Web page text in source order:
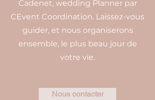
Cadenet, wedding Planner par
CEvent Coordination. Laissez-vous
guider, et nous organiserons
ensemble, le plus beau jour de
votre vie.
Nous contacter